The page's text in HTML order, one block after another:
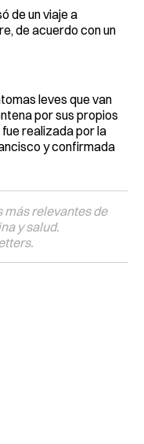
de un viaje a
de acuerdo con un
leves que van
por sus propios
realizada por la
y confirmada
más relevantes de
y salud.